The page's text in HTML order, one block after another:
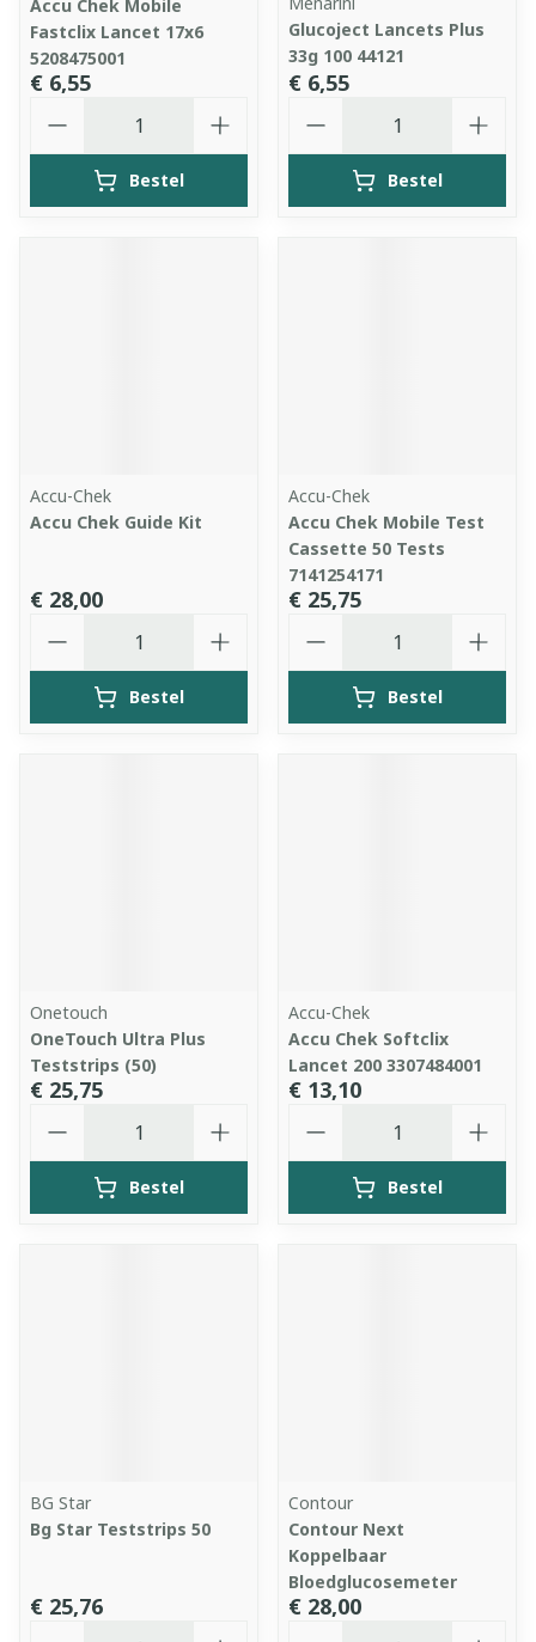
Accu Chek Mobile
Fastclix Lancet 17x6
5208475001
€ 6,55
Bestel
Glucoject Lancets Plus
33g 100 44121
€ 6,55
Bestel
Accu-Chek
Accu Chek Guide Kit
€ 28,00
Bestel
Accu-Chek
Accu Chek Mobile Test
Cassette 50 Tests
7141254171
€ 25,75
Bestel
Onetouch
OneTouch Ultra Plus
Teststrips (50)
€ 25,75
Bestel
Accu-Chek
Accu Chek Softclix
Lancet 200 3307484001
€ 13,10
Bestel
BG Star
Bg Star Teststrips 50
€ 25,76
Contour
Contour Next
Koppelbaar
Bloedglucosemeter
€ 28,00